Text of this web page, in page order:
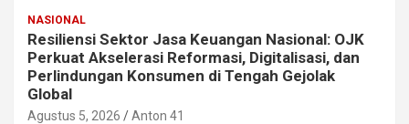
NASIONAL
Resiliensi Sektor Jasa Keuangan Nasional: OJK
Perkuat Akselerasi Reformasi, Digitalisasi, dan
Perlindungan Konsumen di Tengah Gejolak
Global
Agustus 5, 2026 Anton 41